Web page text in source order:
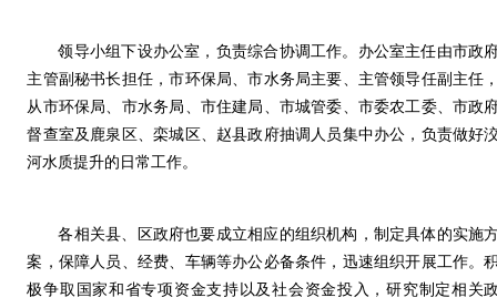
领导小组下设办公室，负责综合协调工作。办公室主任由市政
主管副秘书长担任，市环保局、市水务局主要、主管领导任副主任
从市环保局、市水务局、市住建局、市城管委、市委农工委、市政
督查室及鹿泉区、栾城区、赵县政府抽调人员集中办公，负责做好
河水质提升的日常工作。
各相关县、区政府也要成立相应的组织机构，制定具体的实施
案，保障人员、经费、车辆等办公必备条件，迅速组织开展工作。
极争取国家和省专项资金支持以及社会资金投入，研究制定相关